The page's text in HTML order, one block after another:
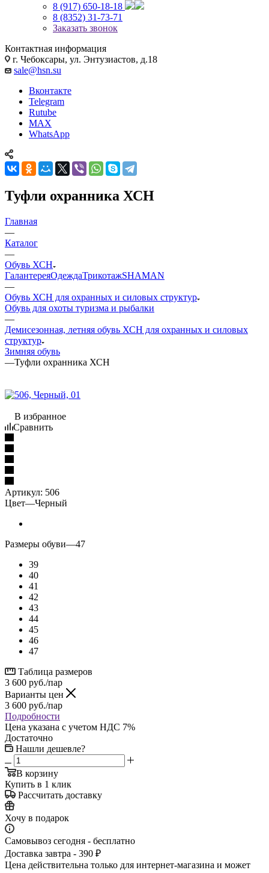
8 (917) 650-18-18
8 (8352) 31-73-71
Заказать звонок
Контактная информация
г. Чебоксары, ул. Энтузиастов, д.18
sale@hsn.su
Вконтакте
Telegram
Rutube
MAX
WhatsApp
Туфли охранника ХСН
Главная
—
Каталог
—
Обувь ХСН
ГалантереяОдеждаТрикотажSHAMAN
—
Обувь ХСН для охранных и силовых структур
Обувь для охоты туризма и рыбалки
—
Демисезонная, летняя обувь ХСН для охранных и силовых
структур
Зимняя обувь
—Туфли охранника ХСН
В избранное
Сравнить
Артикул: 506
Цвет—Черный
Размеры обуви—47
39
40
41
42
43
44
45
46
47
Таблица размеров
3 600 руб./пар
Варианты цен
3 600 руб./пар
Подробности
Цена указана с учетом НДС 7%
Достаточно
Нашли дешевле?
В корзину
Купить в 1 клик
Рассчитать доставку
Хочу в подарок
Самовывоз сегодня - бесплатно
Доставка завтра - 390 ₽
Цена действительна только для интернет-магазина и может